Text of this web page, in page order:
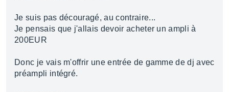
Je suis pas découragé, au contraire...
Je pensais que j'allais devoir acheter un ampli à
200EUR
Donc je vais m'offrir une entrée de gamme de dj avec
préampli intégré.